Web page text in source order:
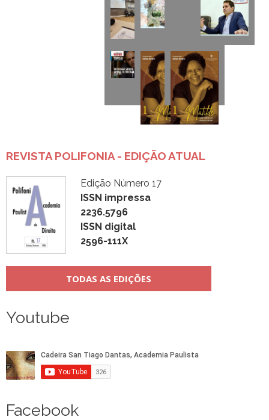
REVISTA POLIFONIA - EDIÇÃO ATUAL
Edição Número 17
ISSN impressa
2236.5796
ISSN digital
2596-111X
TODAS AS EDIÇÕES
Youtube
Facebook